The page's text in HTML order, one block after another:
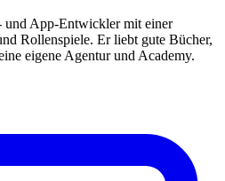
und App-Entwickler mit einer
Rollenspiele. Er liebt gute Bücher,
eigene Agentur und Academy.